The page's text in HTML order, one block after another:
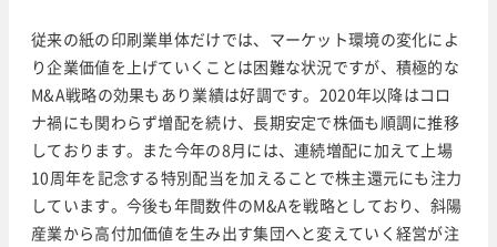
従来の紙の印刷業単体だけでは、マーケット環境の変化によ
り企業価値を上げていくことは困難な状況ですが、積極的な
M&A戦略の効果もあり業績は好調です。2020年以降はコロ
ナ禍にも関わらず増配を続け、長期安定で株価も順調に推移
しております。また今年の8月には、連続増配に加えて上場
10周年を記念する特別配当を加えることで株主還元にも注力
しています。今後も年間数件のM&Aを戦略としており、斜陽
産業から高付加価値を生み出す集団へと変えていく経営が注